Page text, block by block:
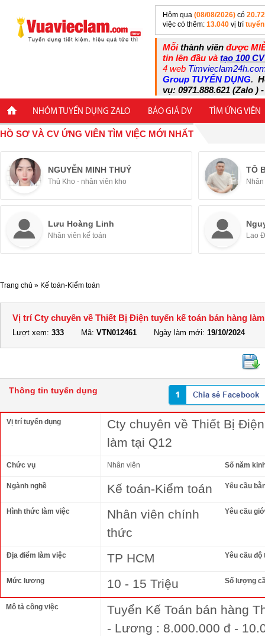
Hôm qua (08/08/2026) có
việc có thêm: 13.040 vị trí
Mỗithành viên được
tin lên đầu và tạo 100
4 web
Group TUYỂN DỤNG.
vụ: 0971.888.621 (Zalo )
NHÓM TUYỂN DỤNG ZALO BÁO GIÁ DV TÌM ỨNG VIÊN
HỒ SƠ VÀ CV ỨNG VIÊN TÌM VIỆC MỚI NHẤT
NGUYỄN MINH THUÝ
Thủ Kho - nhân viên kho
TÔ
Lưu Hoàng Linh
Nhân viên kế toán Lao
Trang chủ » Kế toán-Kiểm toán
Vị trí Cty chuyên về Thiết Bị Điện tuyển kế toán bán hàng
Lượt xem: 333 Mã: VTN012461 Ngày làm mới: 19/10/2024
Thông tin tuyển dụng
Vị trí tuyển dụng
Cty chuyên về Thiết Bị
làm tại Q12
Chức vụ Nhân viên Số năm
Ngành nghề Kế toán-Kiểm toán Yêu cầu
Hình thức làm việc
Nhân viên chính
thức
Yêu cầu
Địa điểm làm việc TP HCM Yêu cầu độ
Mức lương 10 - 15 Triệu Số lượng
Mô tả công việc
Tuyển Kế Toán bán hàng
- Lương : 8.000.000 đ -